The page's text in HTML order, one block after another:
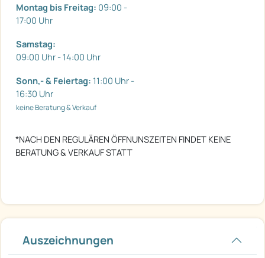
Montag bis Freitag: 09:00 -
17:00 Uhr
Samstag:
09:00 Uhr - 14:00 Uhr
Sonn,- & Feiertag: 11:00 Uhr -
16:30 Uhr
keine Beratung & Verkauf
*NACH DEN REGULÄREN ÖFFNUNSZEITEN FINDET KEINE
BERATUNG & VERKAUF STATT
Auszeichnungen